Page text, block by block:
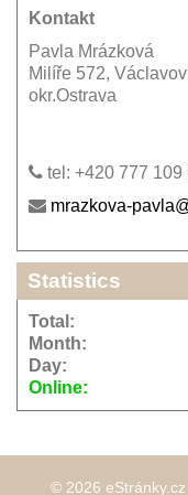
Kontakt
Pavla Mrázková
Milíře 572,
okr.Ostrava
tel: +420 777 109
mrazkova-
Statistics
Online:
Total:
Month:
Day:
© 2026 eStránky.cz